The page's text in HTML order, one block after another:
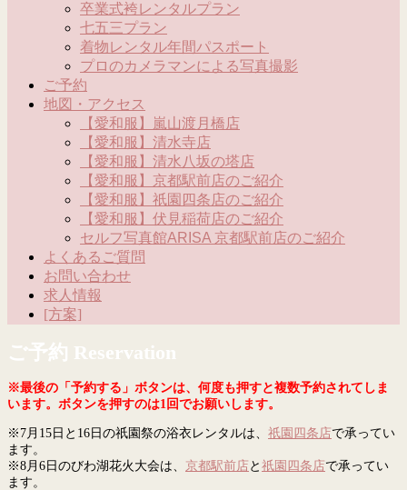
卒業式袴レンタルプラン
七五三プラン
着物レンタル年間パスポート
プロのカメラマンによる写真撮影
ご予約
地図・アクセス
【愛和服】嵐山渡月橋店
【愛和服】清水寺店
【愛和服】清水八坂の塔店
【愛和服】京都駅前店のご紹介
【愛和服】祇園四条店のご紹介
【愛和服】伏見稲荷店のご紹介
セルフ写真館ARISA 京都駅前店のご紹介
よくあるご質問
お問い合わせ
求人情報
[方案]
ご予約 Reservation
※最後の「予約する」ボタンは、何度も押すと複数予約されてしま
います。ボタンを押すのは1回でお願いします。
※7月15日と16日の祇園祭の浴衣レンタルは、 祇園四条店で承ってい
ます。
※8月6日のびわ湖花火大会は、 京都駅前店 と 祇園四条店で承ってい
ます。